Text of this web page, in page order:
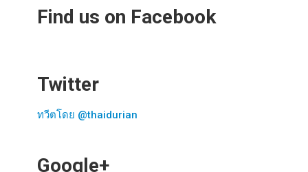
Find us on Facebook
Twitter
ทวีตโดย @thaidurian
Google+